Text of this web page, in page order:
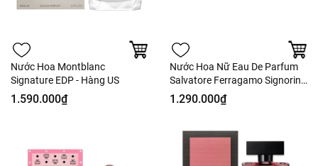
mùi hương cá nhân.
Nước Hoa Montblanc
Signature EDP - Hàng US
1.590.000₫
Nước Hoa Nữ Eau De Parfum
Salvatore Ferragamo Signorina
- Hàng Công Ty
1.290.000₫